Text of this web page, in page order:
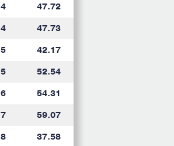
4
47.72
4
47.73
5
42.17
5
52.54
6
54.31
7
59.07
8
37.58